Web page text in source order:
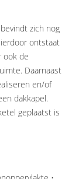
zich nog
ontstaat
ook de
Daarnaast
en/of
dakkapel.
geplaatst is